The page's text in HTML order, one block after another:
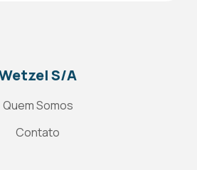
S/A
Quem Somos
Contato